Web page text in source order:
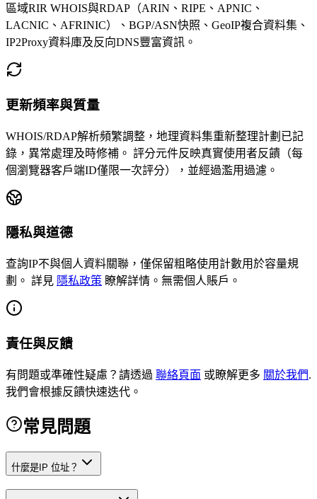
區域RIR WHOIS與RDAP（ARIN、RIPE、APNIC、
LACNIC、AFRINIC）、BGP/ASN快照、GeoIP複合資料集、
IP2Proxy資料庫及反向DNS豐富資訊。
更新頻率與質量
WHOIS/RDAP解析頻繁調整，地理資料集重新整理計劃已記
錄，異常處理及時修補。 評分元件反映真實使用者反饋（每
個瀏覽器客戶端ID僅限一次評分），並經過濫用過濾。
隱私與道德
查詢IP不與個人資料關聯，僅保留粗略使用計數用於容量規
劃。 詳見 隱私政策 瞭解詳情。無需個人賬戶。
責任與反饋
有問題或準確性疑慮？請透過 聯絡頁面 或瞭解更多 關於我們.
我們會根據反饋快速迭代。
常見問題
什麼是IP 位址？